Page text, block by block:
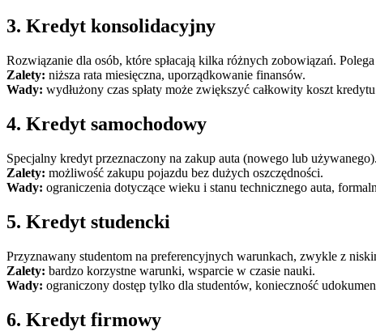
3. Kredyt konsolidacyjny
Rozwiązanie dla osób, które spłacają kilka różnych zobowiązań.
Zalety: niższa rata miesięczna, uporządkowanie finansów.
Wady: wydłużony czas spłaty może zwiększyć całkowity koszt
4. Kredyt samochodowy
Specjalny kredyt przeznaczony na zakup auta (nowego lub
Zalety: możliwość zakupu pojazdu bez dużych oszczędności.
Wady: ograniczenia dotyczące wieku i stanu technicznego auta,
5. Kredyt studencki
Przyznawany studentom na preferencyjnych warunkach, zwykle z
Zalety: bardzo korzystne warunki, wsparcie w czasie nauki.
Wady: ograniczony dostęp tylko dla studentów, konieczność
6. Kredyt firmowy